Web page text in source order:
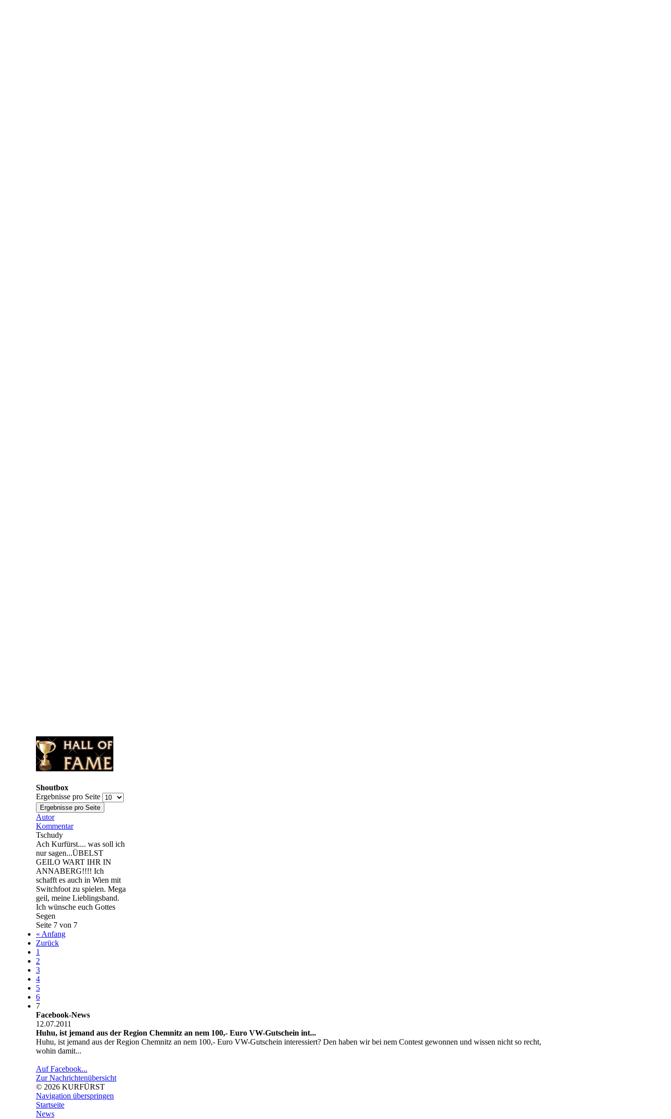
Shoutbox
Ergebnisse pro Seite
Autor
Kommentar
Tschudy
Ach Kurfürst.... was soll ich
nur sagen...ÜBELST
GEILO WART IHR IN
ANNABERG!!!! Ich
schafft es auch in Wien mit
Switchfoot zu spielen. Mega
geil, meine Lieblingsband.
Ich wünsche euch Gottes
Segen
Seite 7 von 7
« Anfang
Zurück
1
2
3
4
5
6
7
Facebook-News
12.07.2011
Huhu, ist jemand aus der Region Chemnitz an nem 100,- Euro VW-Gutschein int...
Huhu, ist jemand aus der Region Chemnitz an nem 100,- Euro VW-Gutschein interessiert? Den haben wir bei nem Contest gewonnen und wissen nicht so recht,
wohin damit...
Auf Facebook...
Zur Nachrichtenübersicht
© 2026 KURFÜRST
Navigation überspringen
Startseite
News